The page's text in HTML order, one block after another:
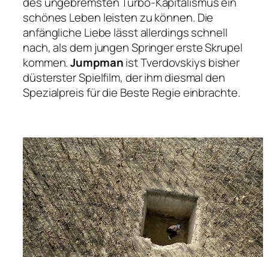
schönes Leben leisten zu können. Die
anfängliche Liebe lässt allerdings schnell
nach, als dem jungen Springer erste Skrupel
kommen.Jumpmanist Tverdovskiys bisher
düsterster Spielfilm, der ihm diesmal den
Spezialpreis für die Beste Regie einbrachte.